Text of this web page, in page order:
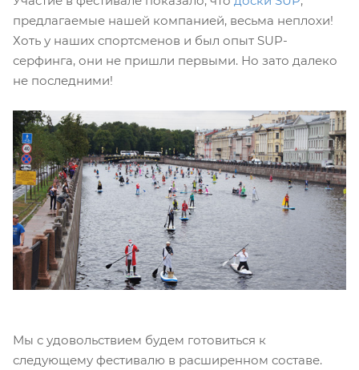
предлагаемые нашей компанией, весьма неплохи!
Хоть у наших спортсменов и был опыт SUP-
серфинга, они не пришли первыми. Но зато далеко
не последними!
Мы с удовольствием будем готовиться к
следующему фестивалю в расширенном составе.